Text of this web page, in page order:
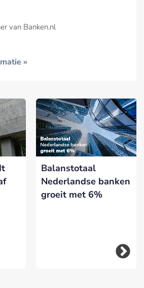
van Banken.nl
»
Balanstotaal
Nederlandse banken
groeit met 6%